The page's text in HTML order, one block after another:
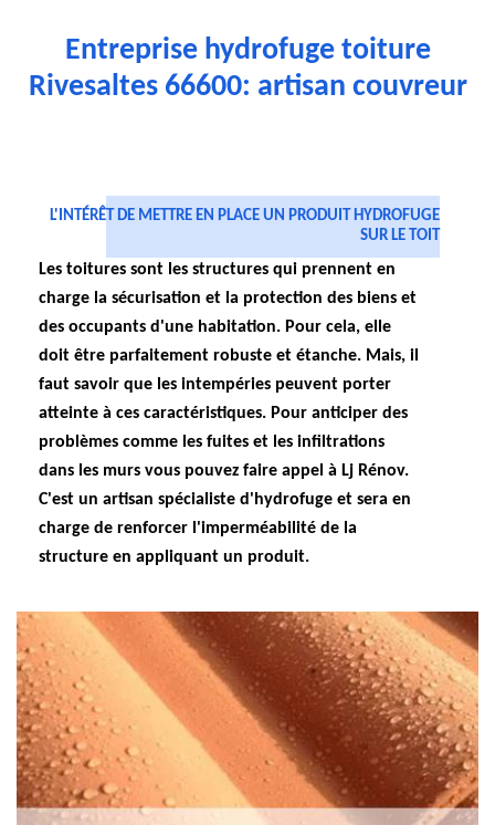
Entreprise hydrofuge toiture
Rivesaltes 66600: artisan couvreur
L'INTÉRÊT DE METTRE EN PLACE UN PRODUIT HYDROFUGE
SUR LE TOIT
Les toitures sont les structures qui prennent en
charge la sécurisation et la protection des biens et
des occupants d'une habitation. Pour cela, elle
doit être parfaitement robuste et étanche. Mais, il
faut savoir que les intempéries peuvent porter
atteinte à ces caractéristiques. Pour anticiper des
problèmes comme les fuites et les infiltrations
dans les murs vous pouvez faire appel à Lj Rénov.
C'est un artisan spécialiste d'hydrofuge et sera en
charge de renforcer l'imperméabilité de la
structure en appliquant un produit.